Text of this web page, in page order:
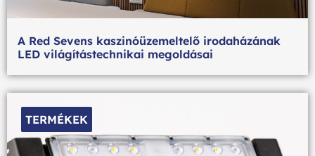
A Red Sevens kaszinóüzemeltelő irodaházának
LED világítástechnikai megoldásai
TERMÉKEK